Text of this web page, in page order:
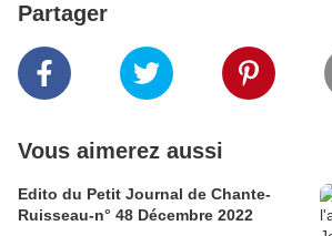
Partager
Vous aimerez aussi
Edito du Petit Journal de Chante-
Ruisseau-n° 48 Décembre 2022